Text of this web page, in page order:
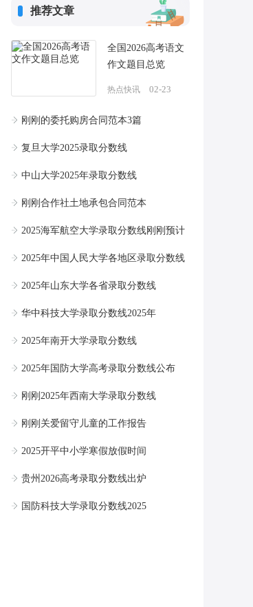
推荐文章
全国2026高考语文
作文题目总览
热点快讯 02-23
刚刚的委托购房合同范本3篇
复旦大学2025录取分数线
中山大学2025年录取分数线
刚刚合作社土地承包合同范本
2025海军航空大学录取分数线刚刚预计
2025年中国人民大学各地区录取分数线
2025年山东大学各省录取分数线
华中科技大学录取分数线2025年
2025年南开大学录取分数线
2025年国防大学高考录取分数线公布
刚刚2025年西南大学录取分数线
刚刚关爱留守儿童的工作报告
2025开平中小学寒假放假时间
贵州2026高考录取分数线出炉
国防科技大学录取分数线2025